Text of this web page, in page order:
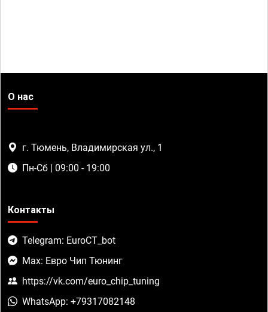
О нас
г. Тюмень, Владимирская ул., 1
Пн-Сб | 09:00 - 19:00
Контакты
Telegram: EuroCT_bot
Max: Евро Чип Тюнинг
https://vk.com/euro_chip_tuning
WhatsApp: +79317082148